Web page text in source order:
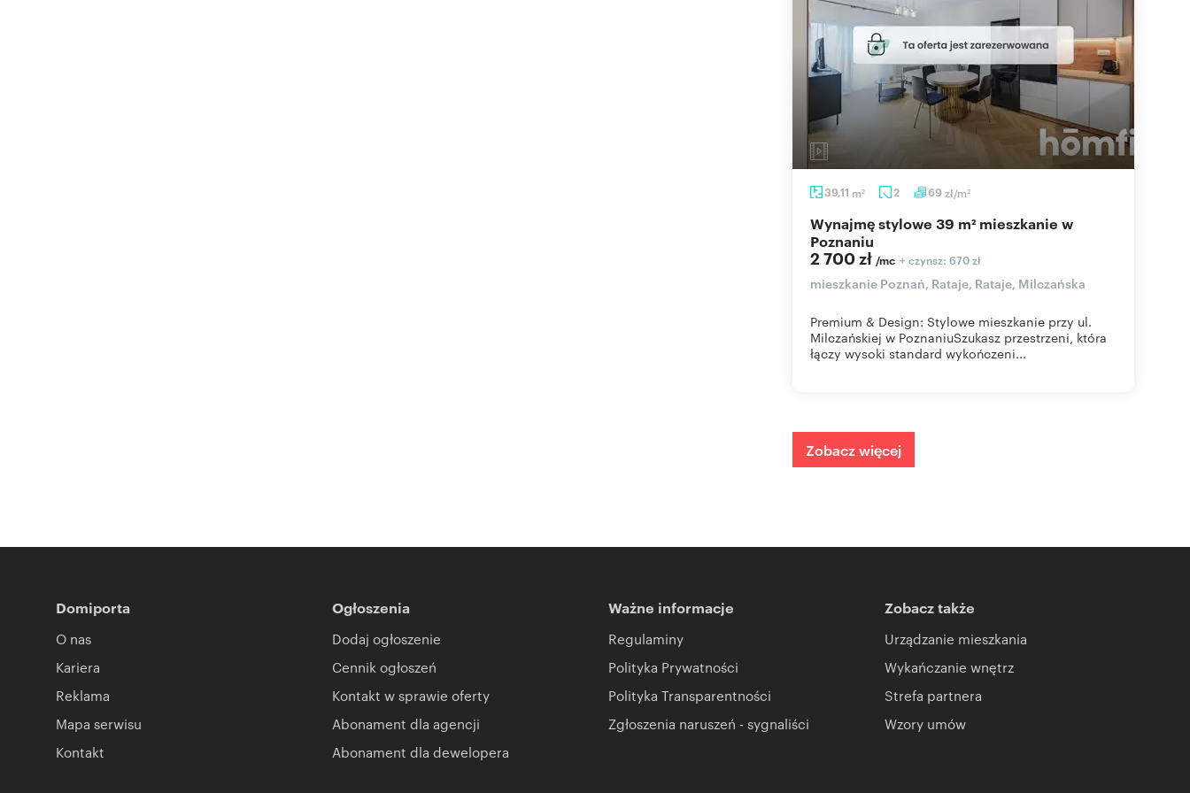
39,11 m2 2 69zł/m2
Wynajmę stylowe 39 m² mieszkanie w
Poznaniu
2 700 zł /mc + czynsz: 670 zł
mieszkanie Poznań, Rataje, Rataje, Milczańska
Premium & Design: Stylowe mieszkanie przy ul.
Milczańskiej w PoznaniuSzukasz przestrzeni, która
łączy wysoki standard wykończeni...
Zobacz więcej
Domiporta
O nas
Kariera
Reklama
Mapa serwisu
Kontakt
Ogłoszenia
Dodaj ogłoszenie
Cennik ogłoszeń
Kontakt w sprawie oferty
Abonament dla agencji
Abonament dla dewelopera
Ważne informacje
Regulaminy
Polityka Prywatności
Polityka Transparentności
Zgłoszenia naruszeń - sygnaliści
Zobacz także
Urządzanie mieszkania
Wykańczanie wnętrz
Strefa partnera
Wzory umów